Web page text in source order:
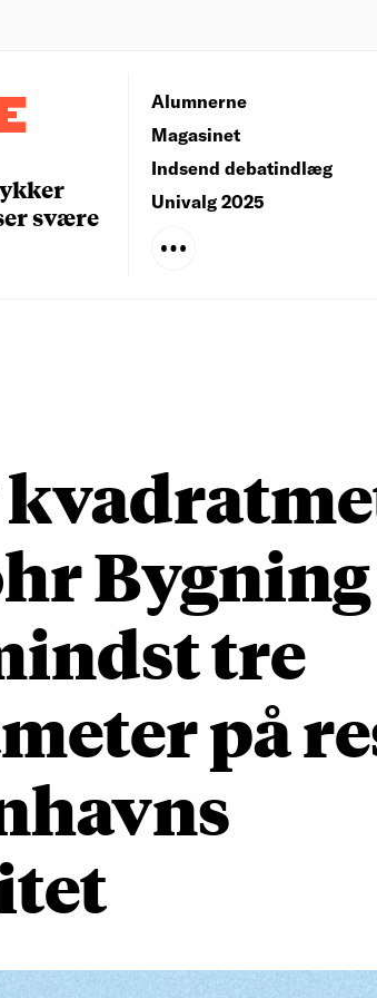
svære
Alumnerne
Magasinet
Indsend debatindlæg
Univalg 2025
Bygning
tre
på